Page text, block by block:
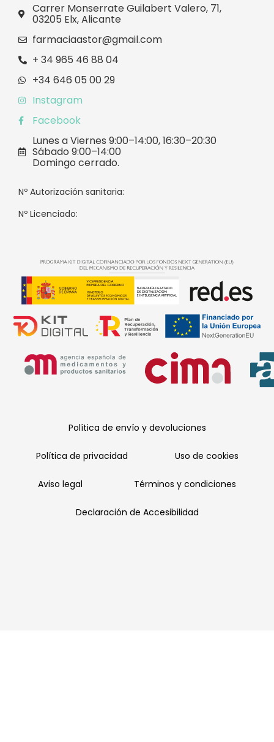
Carrer Monserrate Guilabert Valero, 71,
03205 Elx, Alicante
farmaciaastor@gmail.com
+ 34 965 46 88 04
+34 646 05 00 29
Instagram
Facebook
Lunes a Viernes 9:00–14:00, 16:30–20:30
Sábado 9:00–14:00
Domingo cerrado.
Nº Autorización sanitaria:
Nº Licenciado:
Política de envío y devoluciones
Política de privacidad Uso de cookies
Aviso legal Términos y condiciones
Declaración de Accesibilidad